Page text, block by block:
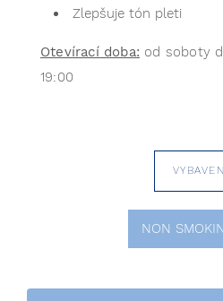
Zlepšuje tón pleti
Otevírací doba: od soboty
19:00
NON